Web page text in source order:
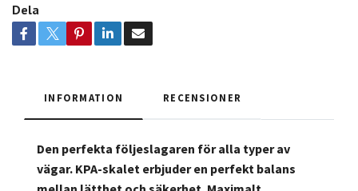
Dela
INFORMATION RECENSIONER
Den perfekta följeslagaren för alla typer av
vägar. KPA-skalet erbjuder en perfekt balans